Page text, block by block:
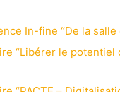
In-fine “De la
“Libérer le potentiel